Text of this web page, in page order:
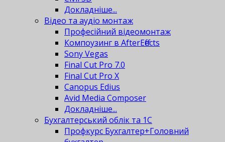
Докладніше...
Відео та аудіо монтаж
Професійний відеомонтаж
Компоузинг в AfterEffects
Sony Vegas
Final Cut Pro 7.0
Final Cut Pro X
Canopus Edius
Avid Media Composer
Докладніше...
Бухгалтерський облік та 1С
Профкурс Бухгалтер+Головний